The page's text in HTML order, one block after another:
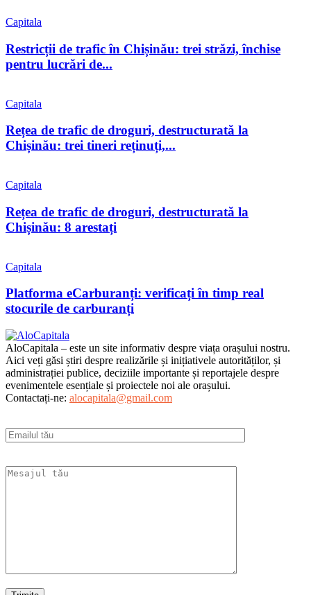
Capitala
Restricții de trafic în Chișinău: trei străzi, închise
pentru lucrări de...
Capitala
Rețea de trafic de droguri, destructurată la
Chișinău: trei tineri reținuți,...
Capitala
Rețea de trafic de droguri, destructurată la
Chișinău: 8 arestați
Capitala
Platforma eCarburanți: verificați în timp real
stocurile de carburanți
AloCapitala – este un site informativ despre viața orașului nostru.
Aici veți găsi știri despre realizările și inițiativele autorităților, și
administrației publice, deciziile importante și reportajele despre
evenimentele esențiale și proiectele noi ale orașului.
Contactați-ne: alocapitala@gmail.com